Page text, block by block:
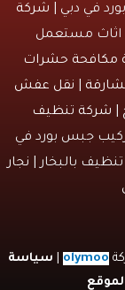
دبي |شركة
مستعمل
حشرات
|نقل عفش
تنظيف
جبس بورد في
بالبخار |نجار
|سياسة